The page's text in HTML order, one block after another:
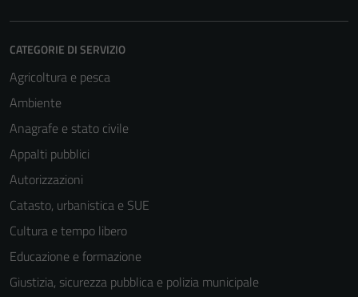
CATEGORIE DI SERVIZIO
Agricoltura e pesca
Ambiente
Anagrafe e stato civile
Appalti pubblici
Autorizzazioni
Catasto, urbanistica e SUE
Cultura e tempo libero
Educazione e formazione
Giustizia, sicurezza pubblica e polizia municipale